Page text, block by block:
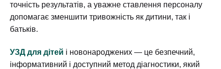
точність результатів, а уважне ставлення персоналу
допомагає зменшити тривожність як дитини, так і
батьків.
УЗД для дітей і новонароджених — це безпечний,
інформативний і доступний метод діагностики, який